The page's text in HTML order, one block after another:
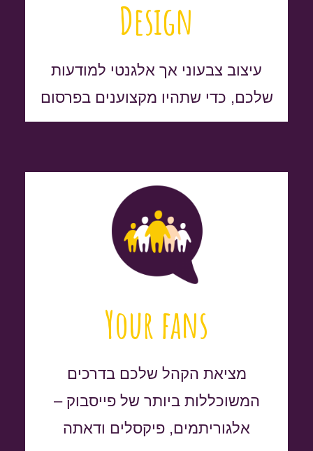
Design
עיצוב צבעוני אך אלגנטי למודעות
שלכם, כדי שתהיו מקצוענים בפרסום
Your fans
מציאת הקהל שלכם בדרכים
המשוכללות ביותר של פייסבוק –
אלגוריתמים, פיקסלים ודאתה